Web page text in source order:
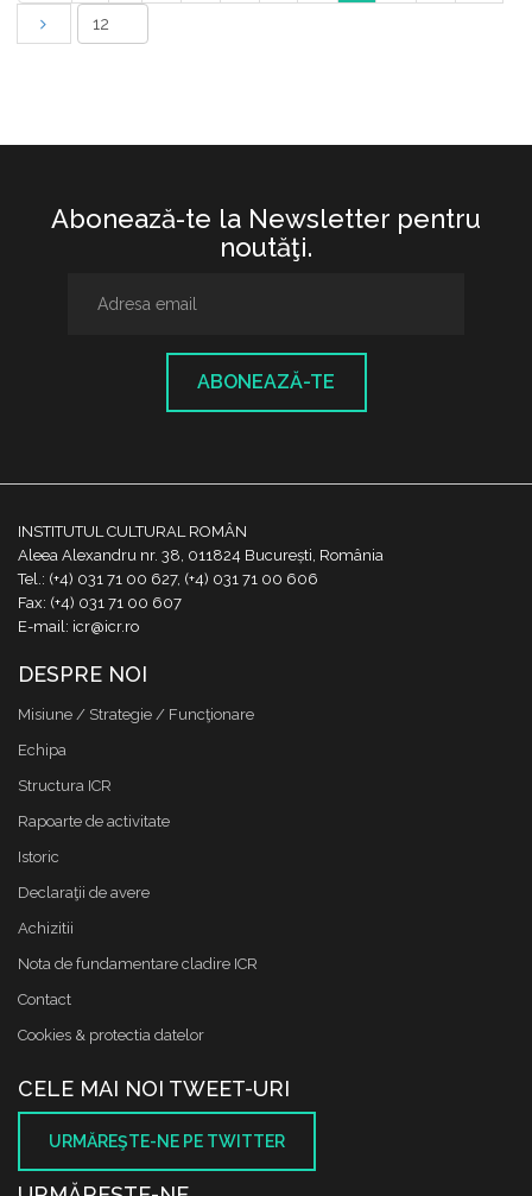
Abonează-te la Newsletter pentru
noutăţi.
ABONEAZĂ-TE
INSTITUTUL CULTURAL ROMÂN
Aleea Alexandru nr. 38, 011824 București, România
Tel.: (+4) 031 71 00 627, (+4) 031 71 00 606
Fax: (+4) 031 71 00 607
E-mail: icr@icr.ro
DESPRE NOI
Misiune / Strategie / Funcţionare
Echipa
Structura ICR
Rapoarte de activitate
Istoric
Declaraţii de avere
Achizitii
Nota de fundamentare cladire ICR
Contact
Cookies & protectia datelor
CELE MAI NOI TWEET-URI
URMĂREŞTE-NE PE TWITTER